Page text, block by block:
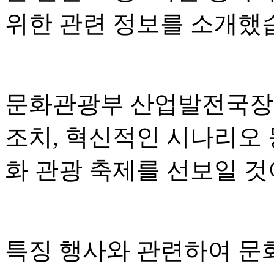
위한 관련 정보를 소개했
문화관광부 산업발전국
조치, 혁신적인 시나리오
화 관광 축제를 선보일
특징 행사와 관련하여